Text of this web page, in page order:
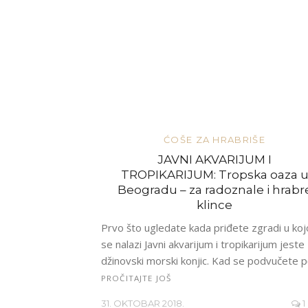
ĆOŠE ZA HRABRIŠE
JAVNI AKVARIJUM I
TROPIKARIJUM: Tropska oaza u
Beogradu – za radoznale i
klince
Prvo što ugledate kada priđete zgradi u
se nalazi Javni akvarijum i tropikarijum jeste
džinovski morski konjic. Kad se podvučete
PROČITAJTE JOŠ
31. OKTOBAR 2018. 1